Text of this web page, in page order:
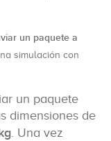
un paquete a
simulación con
un paquete
dimensiones de
. Una vez